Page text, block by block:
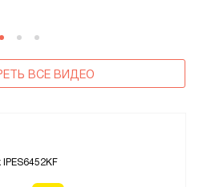
ВСЕ ВИДЕО